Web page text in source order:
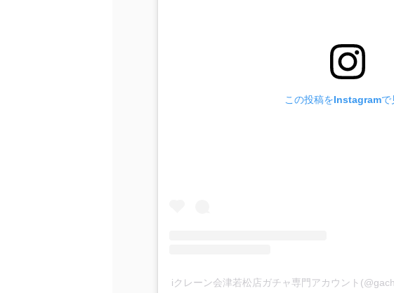
この投稿をInstagramで
iクレーン会津若松店ガチャ専門アカウント